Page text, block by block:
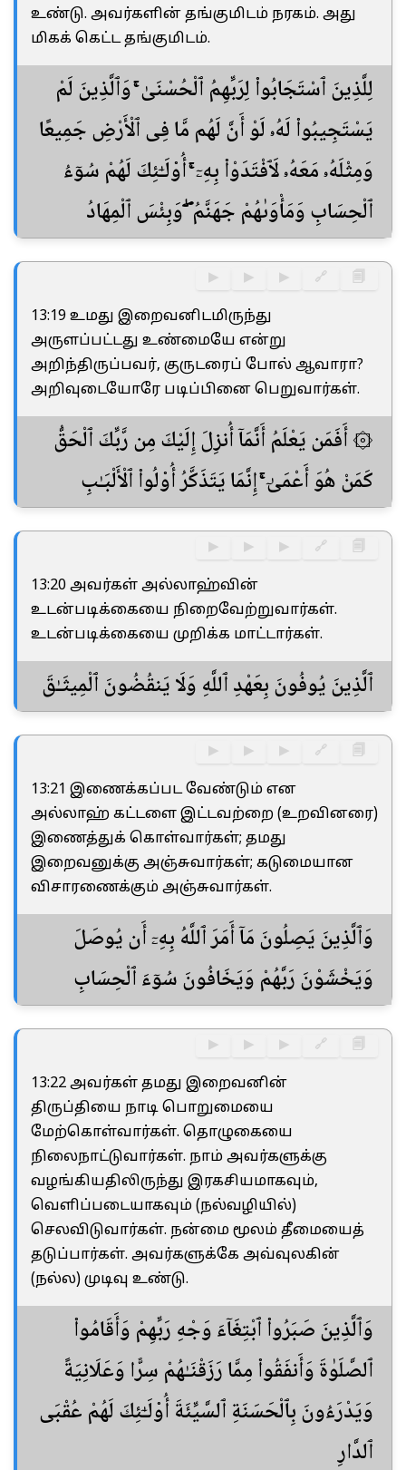
உண்டு. அவர்களின் தங்குமிடம் நரகம். அது
மிகக் கெட்ட தங்குமிடம்.
لِلَّذِينَ ٱسْتَجَابُوا۟ لِرَبِّهِمُ ٱلْحُسْنَىٰ ۚ وَٱلَّذِينَ لَمْ
يَسْتَجِيبُوا۟ لَهُۥ لَوْ أَنَّ لَهُم مَّا فِى ٱلْأَرْضِ جَمِيعًا
وَمِثْلَهُۥ مَعَهُۥ لَٱفْتَدَوْا۟ بِهِۦٓ ۚ أُو۟لَـٰٓئِكَ لَهُمْ سُوٓءُ
ٱلْحِسَابِ وَمَأْوَىٰهُمْ جَهَنَّمُ ۖ وَبِئْسَ ٱلْمِهَادُ
▶ ▶ ▶ 🔗 🗐
13:19 உமது இறைவனிடமிருந்து
அருளப்பட்டது உண்மையே என்று
அறிந்திருப்பவர், குருடரைப் போல் ஆவாரா?
அறிவுடையோரே படிப்பினை பெறுவார்கள்.
۞ أَفَمَن يَعْلَمُ أَنَّمَآ أُنزِلَ إِلَيْكَ مِن رَّبِّكَ ٱلْحَقُّ
كَمَنْ هُوَ أَعْمَىٰٓ ۚ إِنَّمَا يَتَذَكَّرُ أُو۟لُوا۟ ٱلْأَلْبَـٰبِ
▶ ▶ ▶ 🔗 🗐
13:20 அவர்கள் அல்லாஹ்வின்
உடன்படிக்கையை நிறைவேற்றுவார்கள்.
உடன்படிக்கையை முறிக்க மாட்டார்கள்.
ٱلَّذِينَ يُوفُونَ بِعَهْدِ ٱللَّهِ وَلَا يَنقُضُونَ ٱلْمِيثَـٰقَ
▶ ▶ ▶ 🔗 🗐
13:21 இணைக்கப்பட வேண்டும் என
அல்லாஹ் கட்டளை இட்டவற்றை (உறவினரை)
இணைத்துக் கொள்வார்கள்; தமது
இறைவனுக்கு அஞ்சுவார்கள்; கடுமையான
விசாரணைக்கும் அஞ்சுவார்கள்.
وَٱلَّذِينَ يَصِلُونَ مَآ أَمَرَ ٱللَّهُ بِهِۦٓ أَن يُوصَلَ
وَيَخْشَوْنَ رَبَّهُمْ وَيَخَافُونَ سُوٓءَ ٱلْحِسَابِ
▶ ▶ ▶ 🔗 🗐
13:22 அவர்கள் தமது இறைவனின்
திருப்தியை நாடி பொறுமையை
மேற்கொள்வார்கள். தொழுகையை
நிலைநாட்டுவார்கள். நாம் அவர்களுக்கு
வழங்கியதிலிருந்து இரகசியமாகவும்,
வெளிப்படையாகவும் (நல்வழியில்)
செலவிடுவார்கள். நன்மை மூலம் தீமையைத்
தடுப்பார்கள். அவர்களுக்கே அவ்வுலகின்
(நல்ல) முடிவு உண்டு.
وَٱلَّذِينَ صَبَرُوا۟ ٱبْتِغَآءَ وَجْهِ رَبِّهِمْ وَأَقَامُوا۟
ٱلصَّلَوٰةَ وَأَنفَقُوا۟ مِمَّا رَزَقْنَـٰهُمْ سِرًّا وَعَلَانِيَةً
وَيَدْرَءُونَ بِٱلْحَسَنَةِ ٱلسَّيِّئَةَ أُو۟لَـٰٓئِكَ لَهُمْ عُقْبَى
ٱلدَّارِ